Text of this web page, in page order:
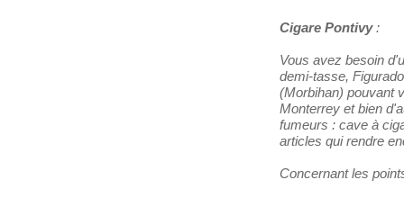
Cigare Pontivy:
Vous avez besoin
demi-tasse,
(Morbihan) pouvant
Monterrey et bien
fumeurs : cave à
articles qui rendre
Concernant les